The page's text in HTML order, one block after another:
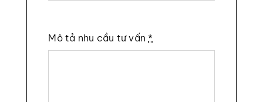
Mô tả nhu cầu tư vấn*